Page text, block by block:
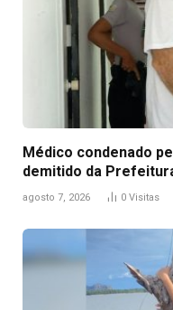
Médico condenado
demitido da
agosto 7, 2026 0 Visitas